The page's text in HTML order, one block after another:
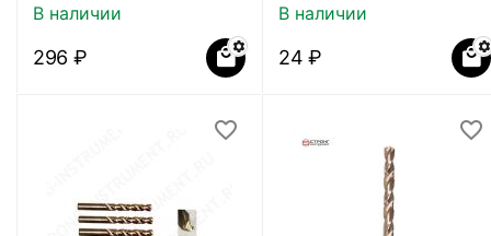
В наличии
‍296‍ ₽
В наличии
‍24‍ ₽